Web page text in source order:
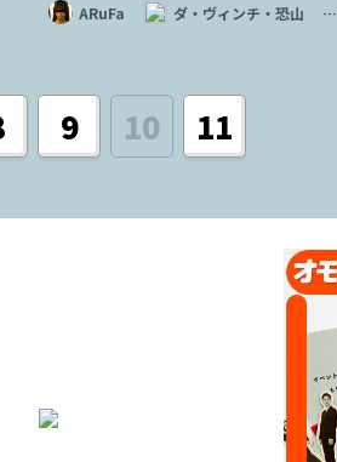
ARuFa ダ・ヴィンチ・恐山 …
9 10 11